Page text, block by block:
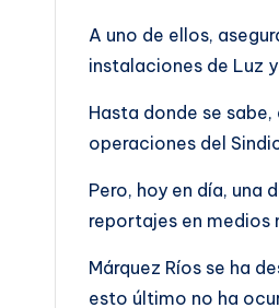
A uno de ellos,
instalaciones de Luz
Hasta donde se
operaciones del
Pero, hoy en día, una
reportajes en medios
Márquez Ríos se ha
esto último no ha